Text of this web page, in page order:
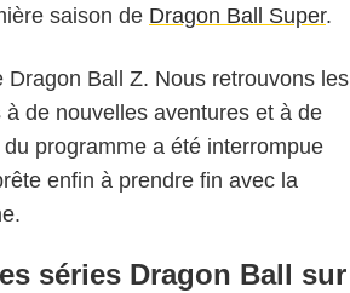
saison de Dragon Ball Super.
Dragon Ball Z. Nous retrouvons les
de nouvelles aventures et à de
programme a été interrompue
enfin à prendre fin avec la
séries Dragon Ball sur